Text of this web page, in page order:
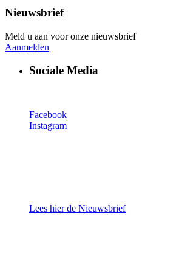
Nieuwsbrief
Meld u aan voor onze nieuwsbrief
Aanmelden
Sociale Media
Facebook
Instagram
Lees hier de Nieuwsbrief